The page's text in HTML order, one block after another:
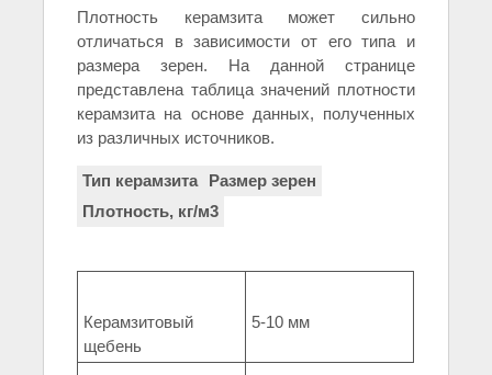
Плотность керамзита может сильно
отличаться в зависимости от его типа и
размера зерен. На данной странице
представлена таблица значений плотности
керамзита на основе данных, полученных
из различных источников.
Тип керамзита
Размер зерен
Плотность, кг/м3
Керамзитовый
щебень
5-10 мм